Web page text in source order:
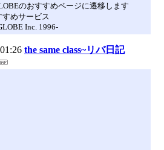
のおすすめページに遷移します
めサービス
Inc. 1996-
the same class~リバ日記